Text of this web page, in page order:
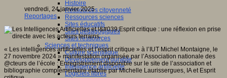
Histoire
Ressources citoyenneté
Ressources sciences
Sites éducatifs
Sites pédagogiques
Sites ressources
Sciences et techniques
Culture scientifique
Développement durable
Intelligence artificielle
Logiciels libres
vendredi, 24 janvier 2025
Reportages
« Les intelligences artificielles et l’esprit critique » à l’IUT Michel Montaigne, le
27 novembre 2024 » manifestation organisée par l’Association nationale des
@cteurs de l’école : Enregistrement disponible sur le site de l’association et
bibliographie complémentaire établie par Michelle Laurissergues, IA et Esprit